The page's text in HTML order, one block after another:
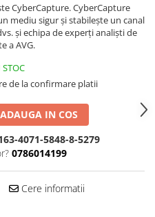
CyberCapture. CyberCapture
mediu sigur și stabilește un canal
și echipa de experți analiști de
a AVG.
STOC
de la confirmare platii
ADAUGA IN COS
4071-5848-8-5279
0786014199
Cere informatii